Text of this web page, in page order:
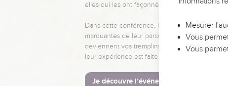
elles qui les ont façonnés.
Dans cette conférence, leaders,
marquantes de leur parcours et les clés pour
deviennent vos tremplins. Que vous guidiez
leur expérience est faite pour vous.
Je découvre l’événement
Mesurer
Vous
Vous